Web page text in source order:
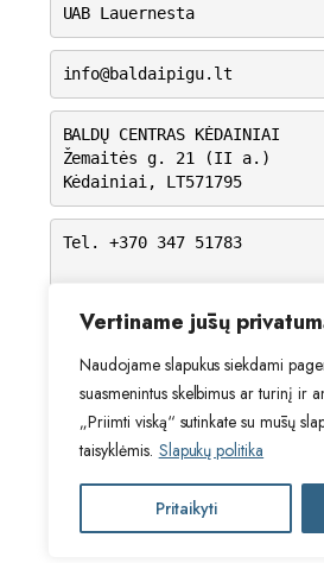
Vertiname jūsų
Naudojame slapukus siekdami
suasmenintus skelbimus ar turinį ir
„Priimti viską“ sutinkate su mūsų
taisyklėmis. Slapukų politika
Pritaikyti
UAB Lauernesta
info@baldaipigu.lt
BALDŲ CENTRAS KĖDAINIAI
Žemaitės g. 21 (II a.)
Kėdainiai, LT571795
Tel. +370 347 51783
VI: 9.00 – 15.00
VII: Nedirbame